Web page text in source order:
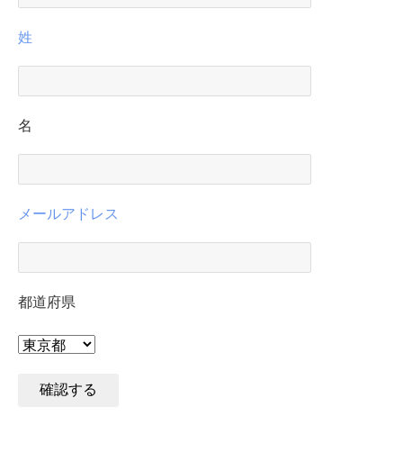
姓
名
メールアドレス
都道府県